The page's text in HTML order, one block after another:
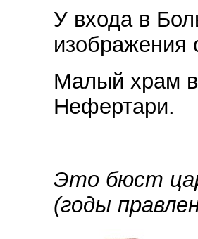
У входа в
изображения
Малый храм
Нефертари.
Это бюст
(годы